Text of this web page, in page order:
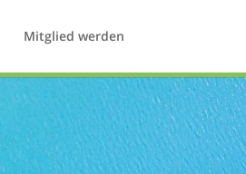
Mitglied werden